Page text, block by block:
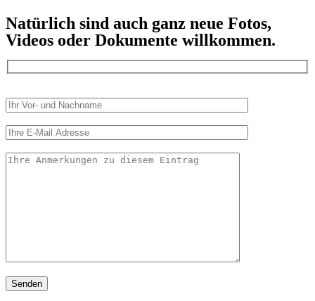
Natürlich sind auch ganz neue Fotos,
Videos oder Dokumente willkommen.